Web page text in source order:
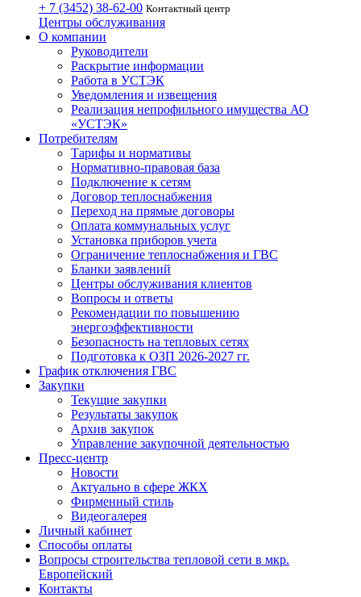
+ 7 (3452) 38-62-00 Контактный центр
Центры обслуживания
О компании
Руководители
Раскрытие информации
Работа в УСТЭК
Уведомления и извещения
Реализация непрофильного имущества АО
«УСТЭК»
Потребителям
Тарифы и нормативы
Нормативно-правовая база
Подключение к сетям
Договор теплоснабжения
Переход на прямые договоры
Оплата коммунальных услуг
Установка приборов учета
Ограничение теплоснабжения и ГВС
Бланки заявлений
Центры обслуживания клиентов
Вопросы и ответы
Рекомендации по повышению
энергоэффективности
Безопасность на тепловых сетях
Подготовка к ОЗП 2026-2027 гг.
График отключения ГВС
Закупки
Текущие закупки
Результаты закупок
Архив закупок
Управление закупочной деятельностью
Пресс-центр
Новости
Актуально в сфере ЖКХ
Фирменный стиль
Видеогалерея
Личный кабинет
Способы оплаты
Вопросы строительства тепловой сети в мкр.
Европейский
Контакты